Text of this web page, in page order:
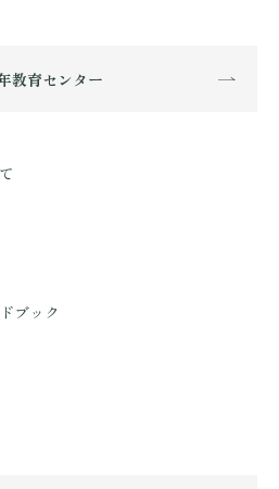
教育センター
ブック